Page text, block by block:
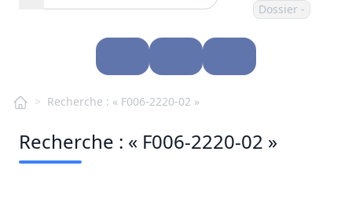
Dossier -
> Recherche : « F006-2220-02 »
Recherche : « F006-2220-02 »